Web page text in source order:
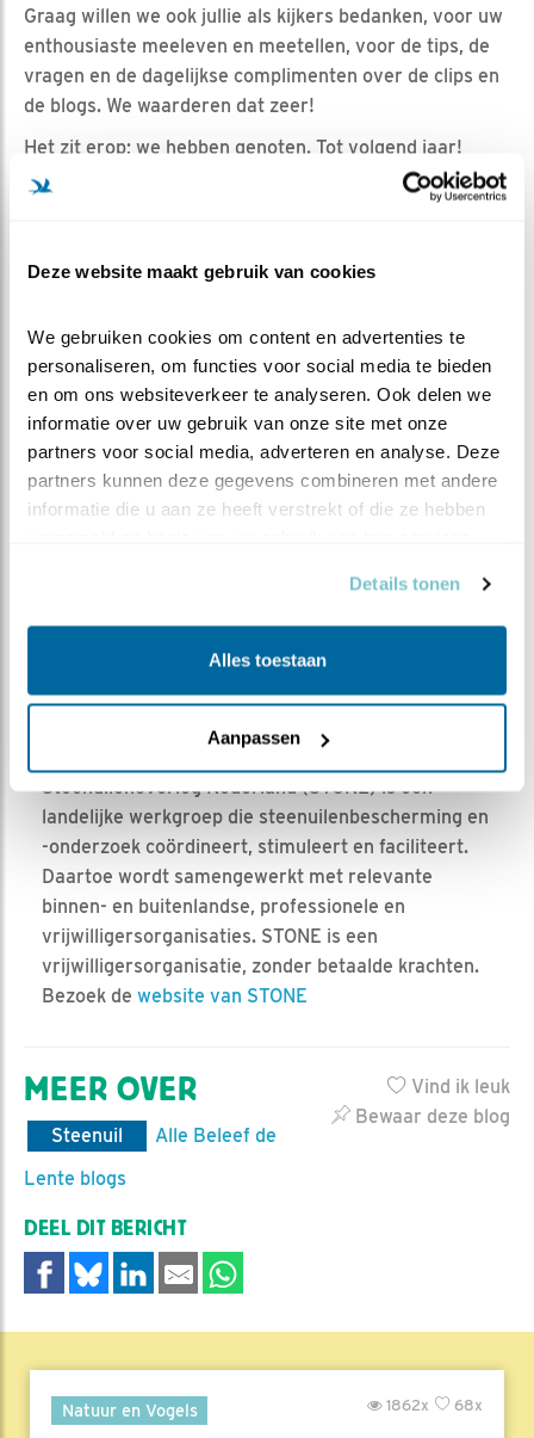
Deze website maakt gebruik van cookies
We gebruiken cookies om content en advertenties te
personaliseren, om functies voor social media te bieden
en om ons websiteverkeer te analyseren. Ook delen we
informatie over uw gebruik van onze site met onze
partners voor social media, adverteren en analyse. Deze
partners kunnen deze gegevens combineren met andere
informatie die u aan ze heeft verstrekt of die ze hebben
Details tonen
Alles toestaan
Aanpassen
Graag willen we ook jullie als kijkers bedanken, voor uw
enthousiaste meeleven en meetellen, voor de tips, de
vragen en de dagelijkse complimenten over de clips en
de blogs. We waarderen dat zeer!
Het zit erop; we hebben genoten. Tot volgend jaar!
Uw toegewijde bloggers: Anjo, Pascal en Ronald.
Eerder schreef ik al dat de kast ook komende jaren
uiteraard houden we u op de hoogte van hoe het met
'onze uilen in Henxel' verdergaat. Tot in lengte van jaren
als het aan ons ligt!
Oh ja,tikt u er nog snel even eentje in? Elke bijdrage
helpt er ook volgend jaar weer iets moois van te maken.
Dank alvast!
een keer per jaar het blad Uilen (met daarin veel over de
steenuil) en een uitnodiging voor de landelijke dag.
Steenuilenoverleg Nederland (STONE) is een
landelijke werkgroep die steenuilenbescherming en
-onderzoek coördineert, stimuleert en faciliteert.
Daartoe wordt samengewerkt met relevante
binnen- en buitenlandse, professionele en
vrijwilligersorganisaties. STONE is een
vrijwilligersorganisatie, zonder betaalde krachten.
Bezoek de website van STONE
Vind ik leuk
Bewaar deze blog
MEER OVER
Steenuil
Alle Beleef de
Lente blogs
DEEL DIT BERICHT
Natuur en Vogels 68x
1862x